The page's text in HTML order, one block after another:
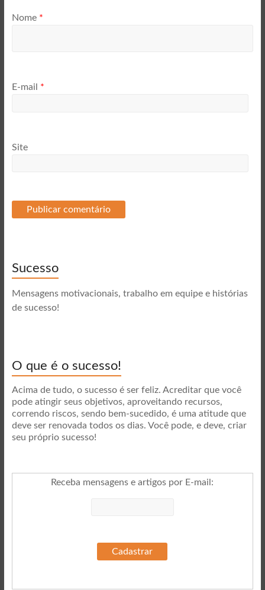
Nome *
E-mail *
Site
Sucesso
Mensagens motivacionais, trabalho em equipe e histórias
de sucesso!
O que é o sucesso!
Acima de tudo, o sucesso é ser feliz. Acreditar que você
pode atingir seus objetivos, aproveitando recursos,
correndo riscos, sendo bem-sucedido, é uma atitude que
deve ser renovada todos os dias. Você pode, e deve, criar
seu próprio sucesso!
Receba mensagens e artigos por E-mail :